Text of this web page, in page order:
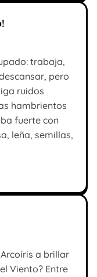
trabaja,
pero
ruidos
hambrientos
fuerte con
leña, semillas,
a brillar
Viento? Entre